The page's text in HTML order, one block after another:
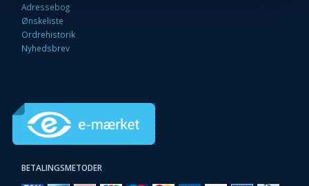
Adressebog
Ønskeliste
Ordrehistorik
Nyhedsbrev
BETALINGSMETODER